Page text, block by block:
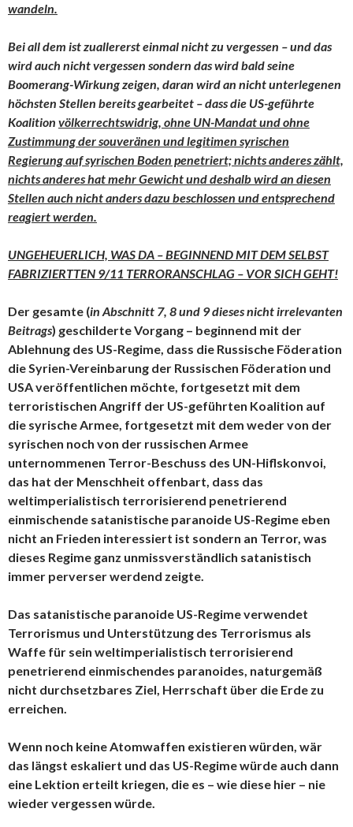
wandeln.
Bei all dem ist zuallererst einmal nicht zu vergessen – und das
wird auch nicht vergessen sondern das wird bald seine
Boomerang-Wirkung zeigen, daran wird an nicht unterlegenen
höchsten Stellen bereits gearbeitet – dass die US-geführte
Koalition völkerrechtswidrig, ohne UN-Mandat und ohne
Zustimmung der souveränen und legitimen syrischen
Regierung auf syrischen Boden penetriert; nichts anderes zählt,
nichts anderes hat mehr Gewicht und deshalb wird an diesen
Stellen auch nicht anders dazu beschlossen und entsprechend
reagiert werden.
UNGEHEUERLICH, WAS DA – BEGINNEND MIT DEM SELBST
FABRIZIERTTEN 9/11 TERRORANSCHLAG – VOR SICH GEHT!
Der gesamte (in Abschnitt 7, 8 und 9 dieses nicht irrelevanten
Beitrags) geschilderte Vorgang – beginnend mit der
Ablehnung des US-Regime, dass die Russische Föderation
die Syrien-Vereinbarung der Russischen Föderation und
USA veröffentlichen möchte, fortgesetzt mit dem
terroristischen Angriff der US-geführten Koalition auf
die syrische Armee, fortgesetzt mit dem weder von der
syrischen noch von der russischen Armee
unternommenen Terror-Beschuss des UN-Hiflskonvoi,
das hat der Menschheit offenbart, dass das
weltimperialistisch terrorisierend penetrierend
einmischende satanistische paranoide US-Regime eben
nicht an Frieden interessiert ist sondern an Terror, was
dieses Regime ganz unmissverständlich satanistisch
immer perverser werdend zeigte.
Das satanistische paranoide US-Regime verwendet
Terrorismus und Unterstützung des Terrorismus als
Waffe für sein weltimperialistisch terrorisierend
penetrierend einmischendes paranoides, naturgemäß
nicht durchsetzbares Ziel, Herrschaft über die Erde zu
erreichen.
Wenn noch keine Atomwaffen existieren würden, wär
das längst eskaliert und das US-Regime würde auch dann
eine Lektion erteilt kriegen, die es – wie diese hier – nie
wieder vergessen würde.